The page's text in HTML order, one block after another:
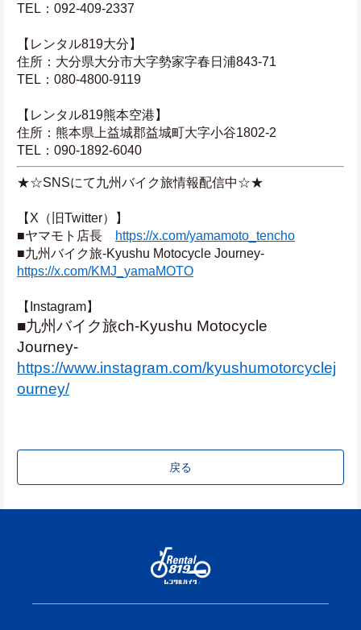
TEL：092-409-2337
【レンタル819大分】
住所：大分県大分市大字勢家字春日浦843-71
TEL：080-4800-9119
【レンタル819熊本空港】
住所：熊本県上益城郡益城町大字小谷1802-2
TEL：090-1892-6040
★☆SNSにて九州バイク旅情報配信中☆★
【X（旧Twitter）】
■ヤマモト店長
https://x.com/yamamoto_tencho
■九州バイク旅-Kyushu Motocycle Journey-
https://x.com/KMJ_yamaMOTO
【Instagram】
■九州バイク旅ch-Kyushu Motocycle
Journey-
https://www.instagram.com/kyushumotorcyclej
ourney/
戻る